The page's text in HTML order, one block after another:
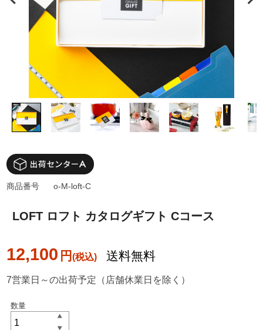
LOFT ロフト カタログギフト Cコース
12,100 円 送料無料
商品番号 o-M-loft-C
7営業日～の出荷予定（店舗休業日を除く）